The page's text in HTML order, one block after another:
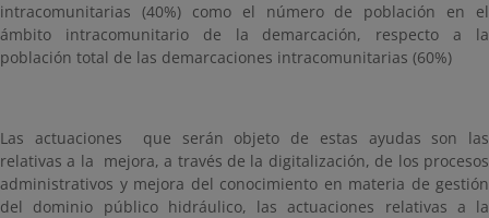
intracomunitarias (40%) como el número de población en el
ámbito intracomunitario de la demarcación, respecto a la
población total de las demarcaciones intracomunitarias (60%)
Las actuaciones que serán objeto de estas ayudas son las
relativas a la mejora, a través de la digitalización, de los procesos
administrativos y mejora del conocimiento en materia de gestión
del dominio público hidráulico, las actuaciones relativas a la